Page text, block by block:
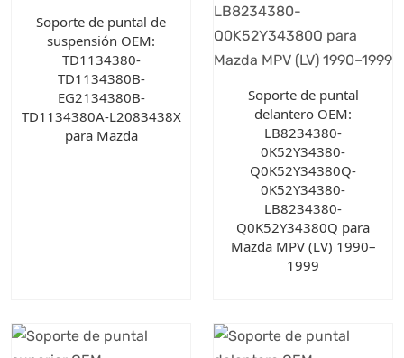
Soporte de puntal de
suspensión OEM:
TD1134380-
TD1134380B-
EG2134380B-
TD1134380A-L2083438X
para Mazda
Soporte de puntal
delantero OEM:
LB8234380-
0K52Y34380-
Q0K52Y34380Q-
0K52Y34380-
LB8234380-
Q0K52Y34380Q para
Mazda MPV (LV) 1990–
1999